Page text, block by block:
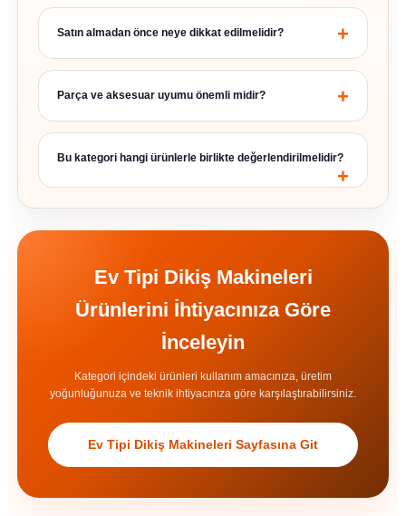
Satın almadan önce neye dikkat edilmelidir?
Parça ve aksesuar uyumu önemli midir?
Bu kategori hangi ürünlerle birlikte değerlendirilmelidir?
Ev Tipi Dikiş Makineleri
Ürünlerini İhtiyacınıza Göre
İnceleyin
Kategori içindeki ürünleri kullanım amacınıza, üretim
yoğunluğunuza ve teknik ihtiyacınıza göre karşılaştırabilirsiniz.
Ev Tipi Dikiş Makineleri Sayfasına Git